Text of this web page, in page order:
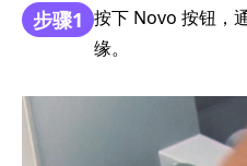
步骤1 按下 Novo 按钮，
缘。